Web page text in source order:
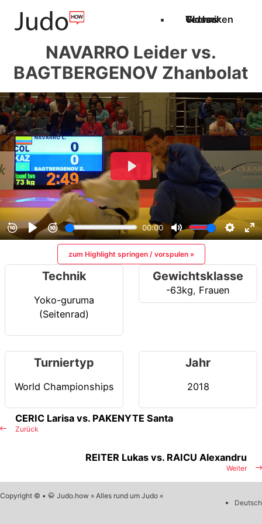
Techniken
Videos
Glossar
NAVARRO Leider vs.
BAGTBERGENOV Zhanbolat
zum Highlight springen / vorspulen »
Technik
Yoko-guruma
(Seitenrad)
Gewichtsklasse
-63kg, Frauen
Turniertyp
World Championships
Jahr
2018
Zurück
CERIC Larisa vs. PAKENYTE Santa
Weiter
REITER Lukas vs. RAICU Alexandru
Copyright © • 🥋 Judo.how » Alles rund um Judo «
Deutsch